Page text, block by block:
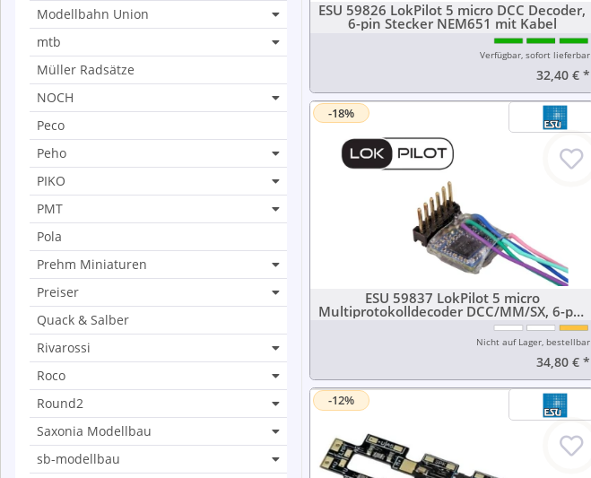
ESU 59826 LokPilot 5 micro DCC Decoder,
6-pin Stecker NEM651 mit Kabel
Verfügbar, sofort lieferbar
32,40 €*
-18%
ESU 59837 LokPilot 5 micro
Multiprotokolldecoder DCC/MM/SX, 6-pin
Direkt gewinkelt
Nicht auf Lager, bestellbar
34,80 €*
-12%
Modellbahn Union
mtb
Müller Radsätze
NOCH
Peco
Peho
PIKO
PMT
Pola
Prehm Miniaturen
Preiser
Quack & Salber
Rivarossi
Roco
Round2
Saxonia Modellbau
sb-modellbau